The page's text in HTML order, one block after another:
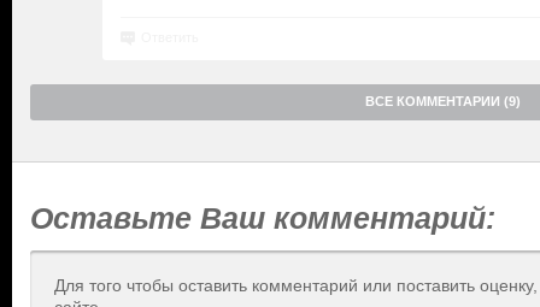
ВСЕ КОММЕНТАРИИ (9)
Оставьте Ваш комментарий:
Для того чтобы оставить комментарий или поставить